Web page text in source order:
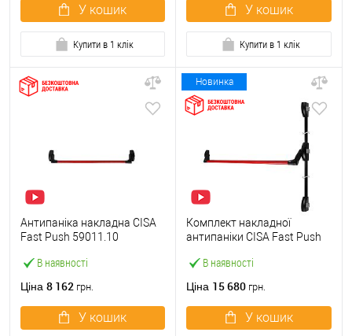
У кошик
Купити в 1 клік
У кошик
Купити в 1 клік
В наявності
Антипаніка накладна CISA
Fast Push 59011.10
штангою 900 мм червона
Ціна 8 162 грн.
У кошик
Новинка
В наявності
Комплект накладної
антипаніки CISA Fast Push
точковий вбік червона
Ціна 15 680 грн.
У кошик